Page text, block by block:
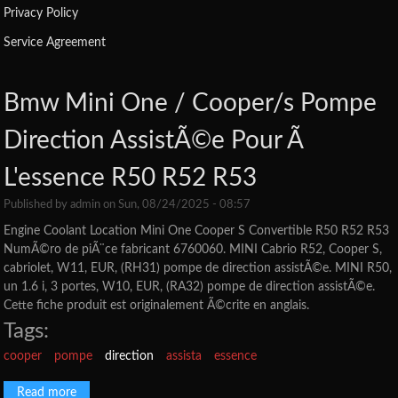
Privacy Policy
Service Agreement
Bmw Mini One / Cooper/s Pompe
Direction AssistÃ©e Pour Ã
L'essence R50 R52 R53
Published byadmin on Sun, 08/24/2025 - 08:57
Engine Coolant Location Mini One Cooper S Convertible R50 R52 R53
NumÃ©ro de piÃ¨ce fabricant 6760060. MINI Cabrio R52, Cooper S,
cabriolet, W11, EUR, (RH31) pompe de direction assistÃ©e. MINI R50,
un 1.6 i, 3 portes, W10, EUR, (RA32) pompe de direction assistÃ©e.
Cette fiche produit est originalement Ã©crite en anglais.
Tags:
cooper pompe direction assista essence
Read more